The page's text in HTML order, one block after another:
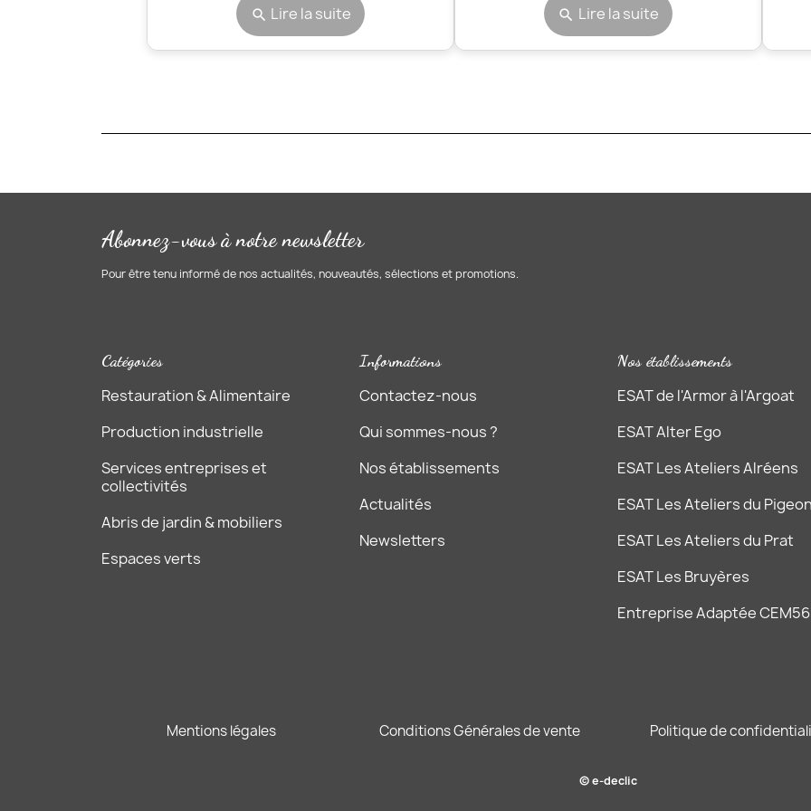
search Lire la suite search Lire la suite
Abonnez-vous à notre newsletter
Pour être tenu informé de nos actualités, nouveautés, sélections et promotions.
Catégories
Restauration & Alimentaire
Production industrielle
Services entreprises et
collectivités
Abris de jardin & mobiliers
Espaces verts
Informations
Contactez-nous
Qui sommes-nous ?
Nos établissements
Actualités
Newsletters
Nos établissements
ESAT de l'Armor à l'Argoat
ESAT Alter Ego
ESAT Les Ateliers Alréens
ESAT Les Ateliers du
ESAT Les Ateliers du Prat
ESAT Les Bruyères
Entreprise Adaptée CEM56
Mentions légales Conditions Générales de vente Politique de
© e-declic